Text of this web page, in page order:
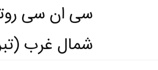
سی ان سی
شمال غرب